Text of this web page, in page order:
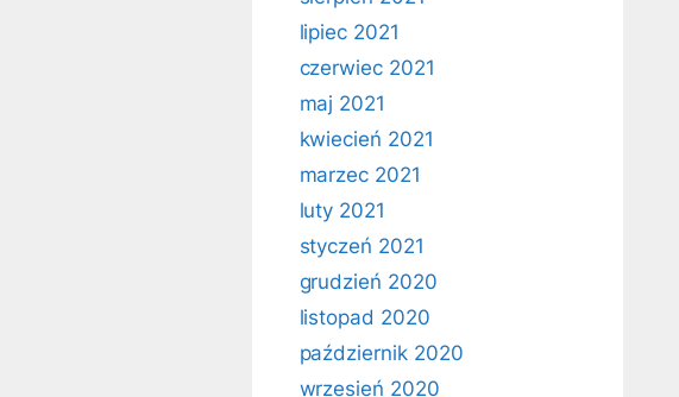
lipiec 2021
czerwiec 2021
maj 2021
kwiecień 2021
marzec 2021
luty 2021
styczeń 2021
grudzień 2020
listopad 2020
październik 2020
wrzesień 2020